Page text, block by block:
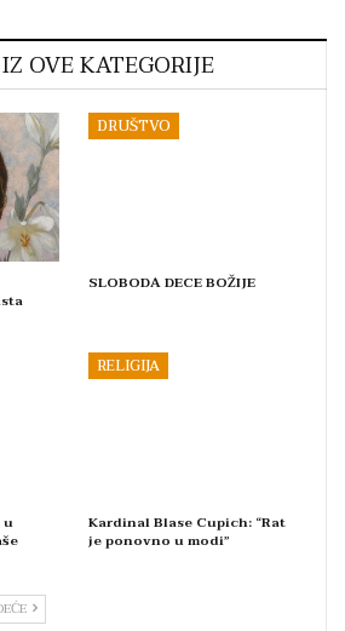
OVE KATEGORIJE
DRUŠTVO
SLOBODA DECE BOŽIJE
u
RELIGIJA
Kardinal Blase Cupich: “Rat
je ponovno u modi”